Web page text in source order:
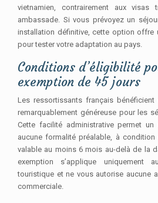
vietnamien, contrairement aux visas
ambassade. Si vous prévoyez un
installation définitive, cette option offre
pour tester votre adaptation au pays.
Conditions d’éligibilité
exemption de 45 jours
Les ressortissants français bénéficient
remarquablement généreuse pour les
Cette facilité administrative permet
aucune formalité préalable, à
valable au moins 6 mois au-delà de la
exemption s’applique uniquement
touristique et ne vous autorise aucune
commerciale.